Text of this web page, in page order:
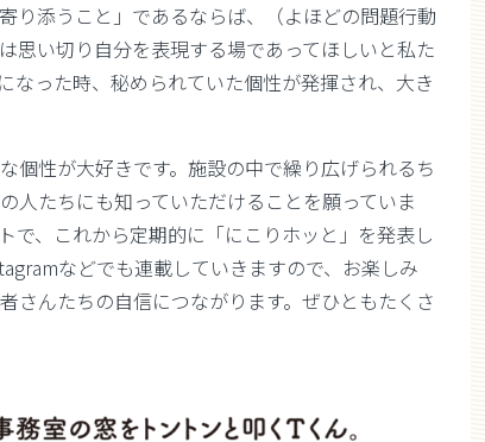
り添うこと」であるならば、（よほどの問題行動
思い切り自分を表現する場であってほしいと私た
なった時、秘められていた個性が発揮され、大き
個性が大好きです。施設の中で繰り広げられるち
人たちにも知っていただけることを願っていま
で、これから定期的に「にこりホッと」を発表し
などでも連載していきますので、お楽しみ
さんたちの自信につながります。ぜひともたくさ